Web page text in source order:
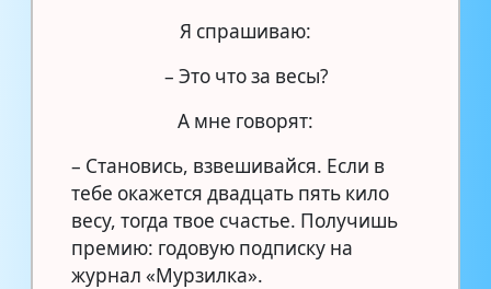
Я спрашиваю:
– Это что за весы?
А мне говорят:
– Становись, взвешивайся. Если в
тебе окажется двадцать пять кило
весу, тогда твое счастье. Получишь
премию: годовую подписку на
журнал «Мурзилка».